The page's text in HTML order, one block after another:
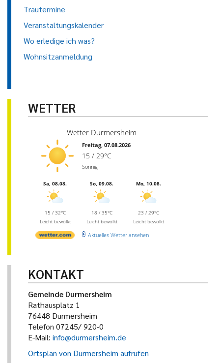
Trautermine
Veranstaltungskalender
Wo erledige ich was?
Wohnsitzanmeldung
WETTER
Wetter Durmersheim
Freitag, 07.08.2026
15 / 29°C
Sonnig
Sa, 08.08.
15 / 32°C
Leicht bewölkt
So, 09.08.
18 / 35°C
Leicht bewölkt
Mo, 10.08.
23 / 29°C
Leicht bewölkt
Aktuelles Wetter ansehen
KONTAKT
Gemeinde Durmersheim
Rathausplatz 1
76448 Durmersheim
Telefon 07245/ 920-0
E-Mail: info@durmersheim.de
Ortsplan von Durmersheim aufrufen